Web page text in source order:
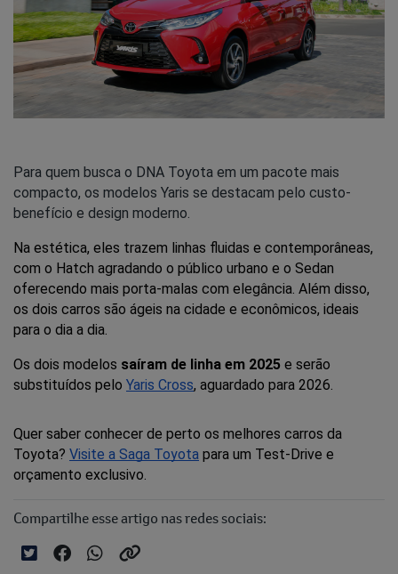
Para quem busca o DNA Toyota em um pacote mais
compacto, os modelos Yaris se destacam pelo custo-
benefício e design moderno.
Na estética, eles trazem linhas fluidas e contemporâneas,
com o Hatch agradando o público urbano e o Sedan
oferecendo mais porta-malas com elegância. Além disso,
os dois carros são ágeis na cidade e econômicos, ideais
para o dia a dia.
Os dois modelos saíram de linha em 2025 e serão
substituídos pelo Yaris Cross, aguardado para 2026.
Quer saber conhecer de perto os melhores carros da
Toyota? Visite a Saga Toyota para um Test-Drive e
orçamento exclusivo.
Compartilhe esse artigo nas redes sociais: